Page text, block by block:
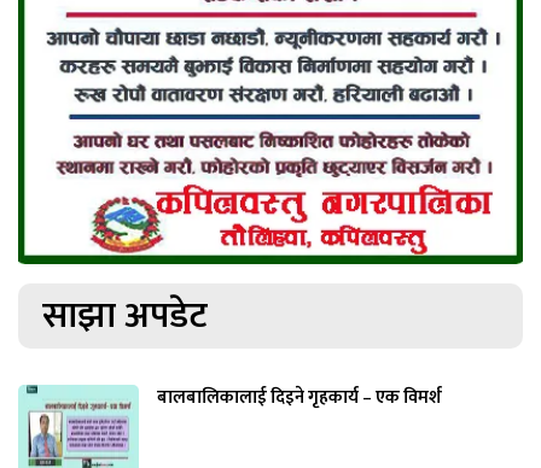
साझा अपडेट
बालबालिकालाई दिइने गृहकार्य – एक विमर्श